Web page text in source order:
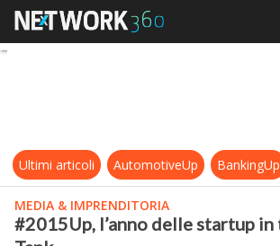
#2015Up,
Ultimi articoli AutomotiveUp BankingUp
MEDIA & IMPRENDITORIA
#2015Up, l’anno delle startup in